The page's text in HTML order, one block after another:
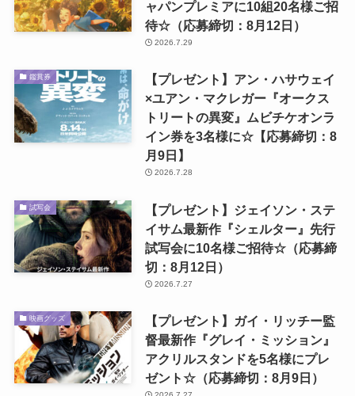
ャパンプレミアに10組20名様ご招
待☆（応募締切：8月12日）
2026.7.29
鑑賞券
【プレゼント】アン・ハサウェイ
×ユアン・マクレガー『オークス
トリートの異変』ムビチケオンラ
イン券を3名様に☆【応募締切：8
月9日】
2026.7.28
試写会
【プレゼント】ジェイソン・ステ
イサム最新作『シェルター』先行
試写会に10名様ご招待☆（応募締
切：8月12日）
2026.7.27
映画グッズ
【プレゼント】ガイ・リッチー監
督最新作『グレイ・ミッション』
アクリルスタンドを5名様にプレ
ゼント☆（応募締切：8月9日）